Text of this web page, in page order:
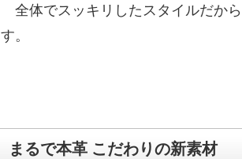
全体でスッキリしたスタイルだか
す。
まるで本革 こだわりの新素材